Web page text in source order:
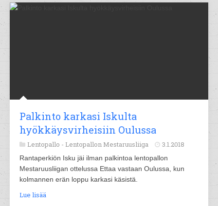
Palkinto karkasi Iskulta
hyökkäysvirheisiin Oulussa
Lentopallo - Lentopallon Mestaruusliiga 3.1.2018
Rantaperkiön Isku jäi ilman palkintoa lentopallon
Mestaruusliigan ottelussa Ettaa vastaan Oulussa, kun
kolmannen erän loppu karkasi käsistä.
Lue lisää